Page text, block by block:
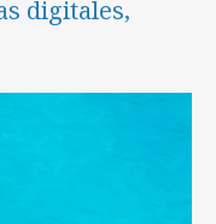
digitales,